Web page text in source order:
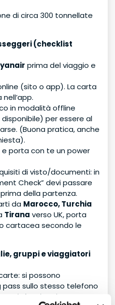
di circa 300 tonnellate
(checklist
prima del viaggio e
(sito o app). La carta
in modalità offline
per essere al
(Buona pratica, anche
porta con te un power
di visto/documenti: in
Check” devi passare
della partenza.
da Marocco, Turchia
Tirana verso UK, porta
cartacea secondo le
gruppi e viaggiatori
si possono
pass sullo stesso telefono
che viaggiano